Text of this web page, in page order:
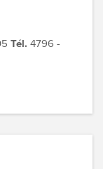
Tél. 4796 -